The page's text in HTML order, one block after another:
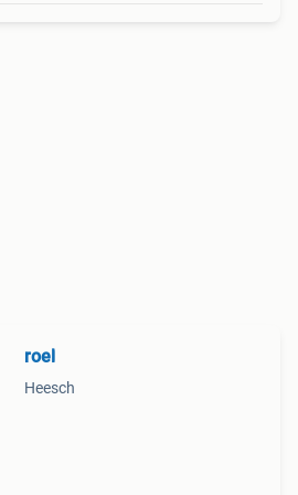
roel
Heesch